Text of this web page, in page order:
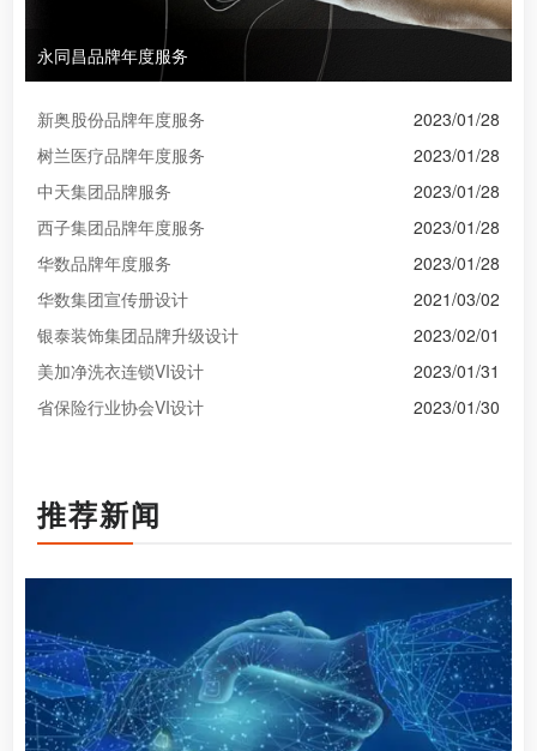
永同昌品牌年度服务
2023/01/28
新奥股份品牌年度服务
2023/01/28
树兰医疗品牌年度服务
2023/01/28
中天集团品牌服务
2023/01/28
西子集团品牌年度服务
2023/01/28
华数品牌年度服务
2021/03/02
华数集团宣传册设计
2023/02/01
银泰装饰集团品牌升级设计
2023/01/31
美加净洗衣连锁VI设计
2023/01/30
省保险行业协会VI设计
推荐新闻